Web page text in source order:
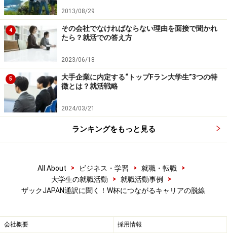
ピエーロ選手に同行する家族の日本での通訳兼コーディ
ネーターを任されたことがきっかけで、現地のマネジメ
ント会社で働くことになる。夢であったプロサッカー選
手の夢を諦めて就職するという「脱線」を経験するの
小寺： プロサッカー選手になる夢を諦めようと思った決
め手は？
20歳を過ぎてやはり最低限のお金も必要でした
就職したりしているのを聞いて「このままじゃだめだ」
って思うようになりました。たまたま縁があって現地の
マネジメント会社から声をかけてもらえたので、就職す
2013/08/29
4
その会社でなければならない理由を面接で聞かれ
たら？就活での答え方
2023/06/18
5
大手企業に内定する“トップFラン大学生”3つの特
徴とは？就活戦略
2024/03/21
ランキングをもっと見る
All About > ビジネス・学習 > 就職・転職
>
大学生の就職活動
> 就職活動事例
>
ザックJAPAN通訳に聞く！W杯につながるキャリアの脱線
会社概要 採用情報